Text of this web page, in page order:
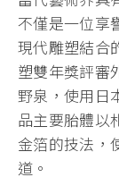
不僅是一位享
現代雕塑結合
塑雙年獎評審
野泉，使用日
品主要胎體以
金箔的技法，
道。